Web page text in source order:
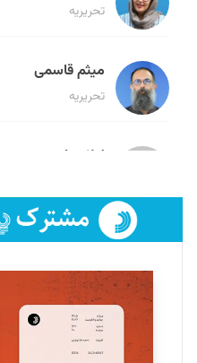
تحریریه
میثم قاسمی
تحریریه
لیلا حنارود
فائزه فتحی رستمی
تحریریه
سروش کرمیان
تحریریه